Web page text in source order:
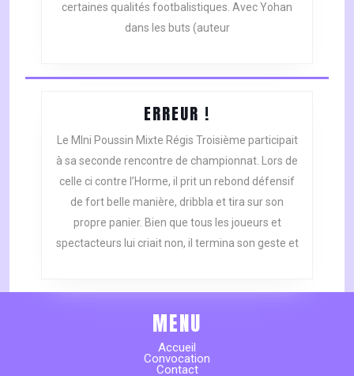
certaines qualités footbalistiques. Avec Yohan
dans les buts (auteur
ERREUR !
!
Le MIni Poussin Mixte Régis Troisième participait
à sa seconde rencontre de championnat. Lors de
celle ci contre l’Horme, il prit un rebond défensif
de fort belle manière, dribbla et tira sur son
propre panier. Bien que tous les joueurs et
spectacteurs lui criait non, il termina son geste et
MENU
Accueil
Convocation
Contact